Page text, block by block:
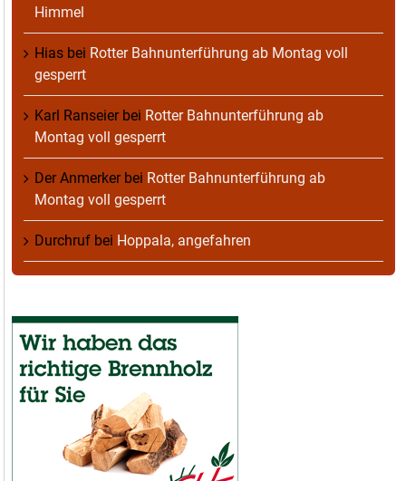
Himmel
Hias bei Rotter Bahnunterführung ab Montag voll
gesperrt
Karl Ranseierbei Rotter Bahnunterführung ab
Montag voll gesperrt
Der Anmerkerbei Rotter Bahnunterführung ab
Montag voll gesperrt
Durchruf bei Hoppala, angefahren